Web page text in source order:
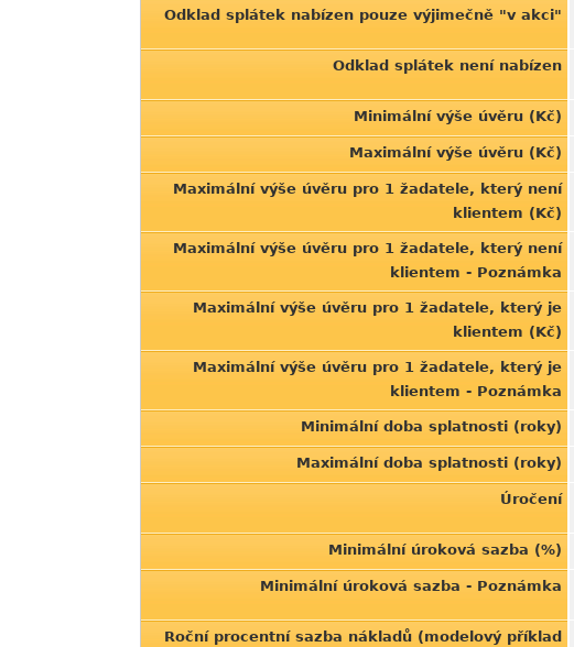
Odklad splátek nabízen pouze výjimečně "v akci"
Odklad splátek není nabízen
Minimální výše úvěru (Kč)
Maximální výše úvěru (Kč)
Maximální výše úvěru pro 1 žadatele, který není
klientem (Kč)
Maximální výše úvěru pro 1 žadatele, který není
klientem - Poznámka
Maximální výše úvěru pro 1 žadatele, který je
klientem (Kč)
Maximální výše úvěru pro 1 žadatele, který je
klientem - Poznámka
Minimální doba splatnosti (roky)
Maximální doba splatnosti (roky)
Úročení
Minimální úroková sazba (%)
Minimální úroková sazba - Poznámka
Roční procentní sazba nákladů (modelový příklad